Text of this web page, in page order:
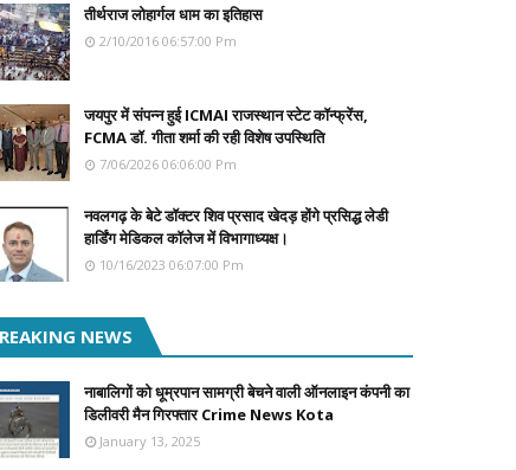
तीर्थराज लोहार्गल धाम का इतिहास
2/10/2016 06:57:00 Pm
जयपुर में संपन्न हुई ICMAI राजस्थान स्टेट कॉन्फ्रेंस,
FCMA डॉ. गीता शर्मा की रही विशेष उपस्थिति
7/06/2026 06:06:00 Pm
नवलगढ़ के बेटे डॉक्टर शिव प्रसाद खेदड़ होंगे प्रसिद्ध लेडी
हार्डिंग मेडिकल कॉलेज में विभागाध्यक्ष।
10/16/2023 06:07:00 Pm
NEWS
नाबालिगों को धूम्रपान सामग्री बेचने वाली ऑनलाइन कंपनी का
डिलीवरी मैन गिरफ्तार Crime News Kota
January 13, 2025